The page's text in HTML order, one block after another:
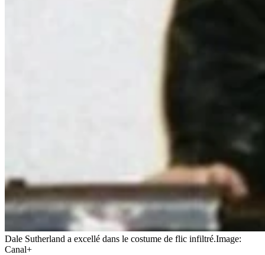
Dale Sutherland a excellé dans le costume de flic infiltré.Image:
Canal+